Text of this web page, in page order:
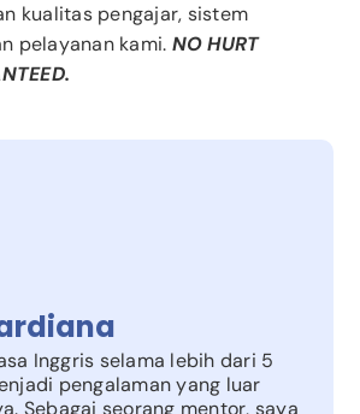
kualitas pengajar, sistem
pelayanan kami. NO HURT
Inggris selama lebih dari 5
pengalaman yang luar
Sebagai seorang mentor, saya